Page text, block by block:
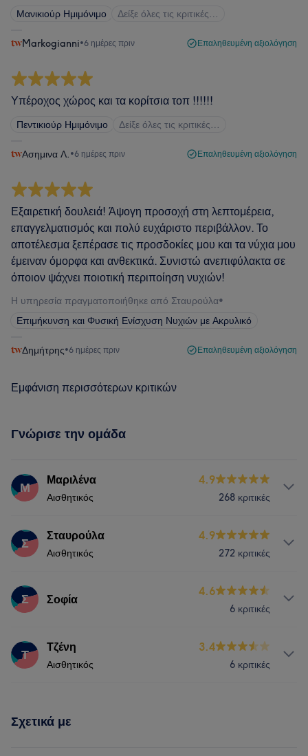
Μανικιούρ Ημιμόνιμο Δείξε όλες τις κριτικές…
Markogianni•6 ημέρες πριν Επαληθευμένη αξιολόγηση
Υπέροχος χώρος και τα κορίτσια τοπ !!!!!!
Πεντικιούρ Ημιμόνιμο Δείξε όλες τις κριτικές…
Ασημινα Λ. •6 ημέρες πριν Επαληθευμένη αξιολόγηση
Εξαιρετική δουλειά! Άψογη προσοχή στη λεπτομέρεια,
επαγγελματισμός και πολύ ευχάριστο περιβάλλον. Το
αποτέλεσμα ξεπέρασε τις προσδοκίες μου και τα νύχια μου
έμειναν όμορφα και ανθεκτικά. Συνιστώ ανεπιφύλακτα σε
όποιον ψάχνει ποιοτική περιποίηση νυχιών!
Η υπηρεσία πραγματοποιήθηκε από Σταυρούλα•
Επιμήκυνση και Φυσική Ενίσχυση Νυχιών με Ακρυλικό
Δημήτρης•6 ημέρες πριν Επαληθευμένη αξιολόγηση
Εμφάνιση περισσότερων κριτικών
Γνώρισε την ομάδα
Μ Μαριλένα
Αισθητικός
4.9
268 κριτικές
Υπηρεσίες
Τι λένε οι πελάτες μας για Μαριλένα
Σ Σταυρούλα
Αισθητικός
4.9
272 κριτικές
Υπηρεσίες
Τι λένε οι πελάτες μας για Σταυρούλα
Σ Σοφία
4.6
6 κριτικές
Υπηρεσίες
Τ Τζένη
Αισθητικός
3.4
6 κριτικές
Νύχια
Σχετικά με